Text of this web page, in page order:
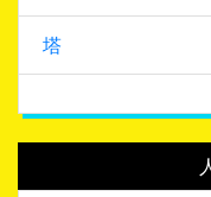
塔